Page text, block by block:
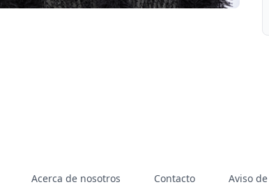
Acerca de nosotros Contacto